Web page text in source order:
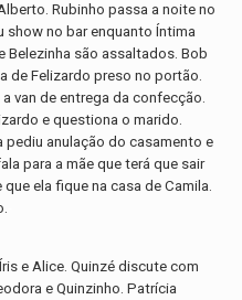
Rubinho passa a noite no
show no bar enquanto Íntima
Belezinha são assaltados. Bob
de Felizardo preso no portão.
van de entrega da confecção.
e questiona o marido.
pediu anulação do casamento e
para a mãe que terá que sair
ela fique na casa de Camila.
e Alice. Quinzé discute com
e Quinzinho. Patrícia